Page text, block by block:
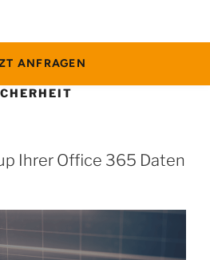
ANFRAGEN
Ihrer Office 365 Daten